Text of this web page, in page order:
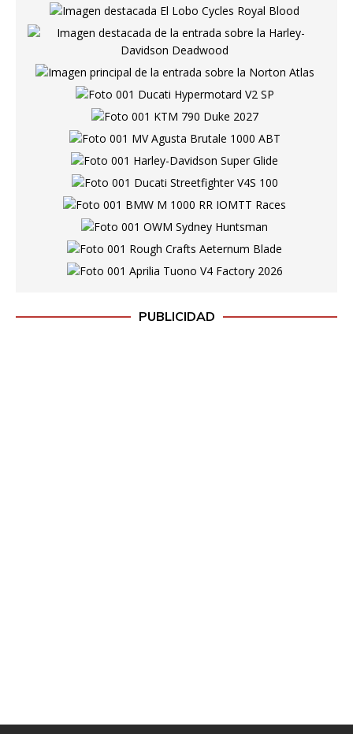
PUBLICIDAD